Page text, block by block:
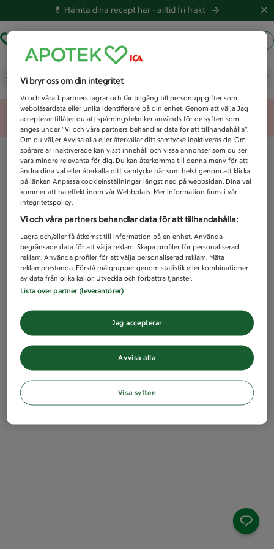
💊 Hämta dina recept här -alltid fri frakt
Vad letar du efter idag?
Unknown error
Vi bryr oss om din integritet
Vi och våra1 partners lagrar och får tillgång till personuppgifter som
webbläsardata eller unika identifierare på din enhet. Genom att välja Jag
accepterar tillåter du att spårningstekniker används för de syften som
anges under ”Vi och våra partners behandlar data för att tillhandahålla”.
Om du väljer Avvisa alla eller återkallar ditt samtycke inaktiveras de. Om
spårare är inaktiverade kan visst innehåll och vissa annonser som du ser
vara mindre relevanta för dig. Du kan återkomma till denna meny för att
ändra dina val eller återkalla ditt samtycke när som helst genom att klicka
på länken Anpassa cookieinställningar längst ned på webbsidan. Dina val
kommer att ha effekt inom vår Webbplats. Mer information finns i vår
integritetspolicy.
Vi och våra partners behandlar data för att tillhandahålla:
Lagra och/eller få åtkomst till information på en enhet. Använda
begränsade data för att välja reklam. Skapa profiler för personaliserad
reklam. Använda profiler för att välja personaliserad reklam. Mäta
reklamprestanda. Förstå målgrupper genom statistik eller kombinationer
av data från olika källor. Utveckla och förbättra tjänster.
Lista över partner (leverantörer)
Avvisa alla
Jag accepterar
Visa syften